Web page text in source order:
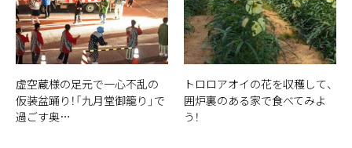
虚空蔵様の足元で一心不乱の
仮装盆踊り！「九月堂御籠り」で
過ごす奥…
トロロアオイの花を収穫して、
囲炉裏のある家で食べてみよ
う！